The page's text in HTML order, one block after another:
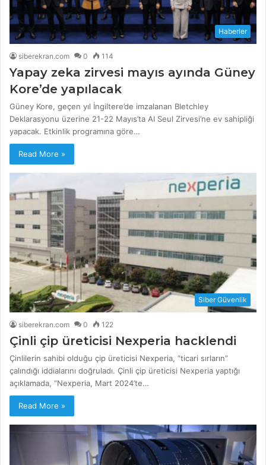
Haberler
siberekran.com 0 114
Yapay zeka zirvesi mayıs ayında Güney
Kore’de yapılacak
Güney Kore, geçen yıl İngiltere’de imzalanan Bletchley
Deklarasyonu üzerine 21-22 Mayıs’ta AI Seul Zirvesi’ne ev sahipliği
yapacak. Etkinlik programına göre…
Read More »
Siber Güvenlik
siberekran.com 0 122
Çinli çip üreticisi Nexperia hacklendi
Çinlilerin sahibi olduğu çip üreticisi Nexperia, “ticari sırların”
çalındığı iddialarını doğruladı. Çinli çip üreticisi Nexperia yaptığı
açıklamada, “Nexperia, Mart 2024’te…
Read More »